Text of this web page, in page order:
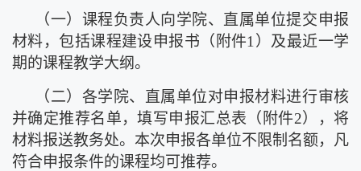
（一） 课程负责人向学院、 直属单位提交申报
材料，包括课程建设申报书 （ 附件1 ） 及最近一学
期的课程教学大纲。
（二） 各学院、 直属单位对申报材料进行审核
并确定推荐名单，填写申报汇总表 （ 附件2）
，将
材料报送教务处。本次申报各单位不限制名额，凡
符合申报条件的课程均可推荐。